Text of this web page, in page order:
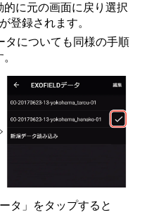
に元の画面に戻り選択
登録されます。
タについても同様の手順
タ」をタップすると